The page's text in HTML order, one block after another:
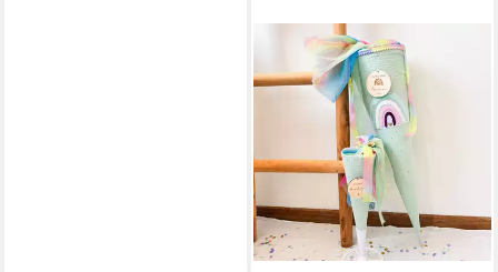
LITTLEANTUNIQUE
Schultüte SCHULTÜTE
ZUCKERTÜTE MINT
GLITZER RAINBOW, Mit
Namen personalisierbar
89,90 €
(8,99 €/ 1 Stk)
lieferbar in 3 Wochen